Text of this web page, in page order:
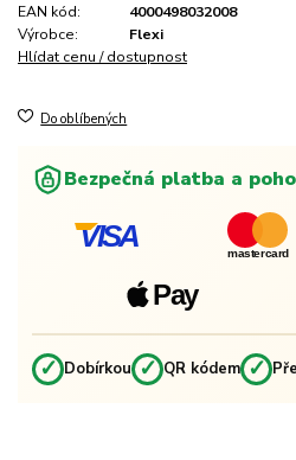
EAN kód:
4000498032008
Výrobce:
Flexi
Hlídat cenu / dostupnost
Do oblíbených
Bezpečná platba a
VISA mastercard
Pay
✓ Dobírkou ✓ QR kódem ✓